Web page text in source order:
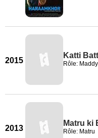
2015
Katti
Rôle: Maddy
2013
Matru ki
Rôle: Matru